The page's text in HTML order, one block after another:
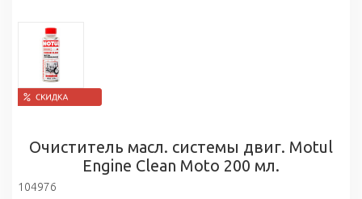
Очиститель масл. системы двиг. Motul
Engine Clean Moto 200 мл.
104976